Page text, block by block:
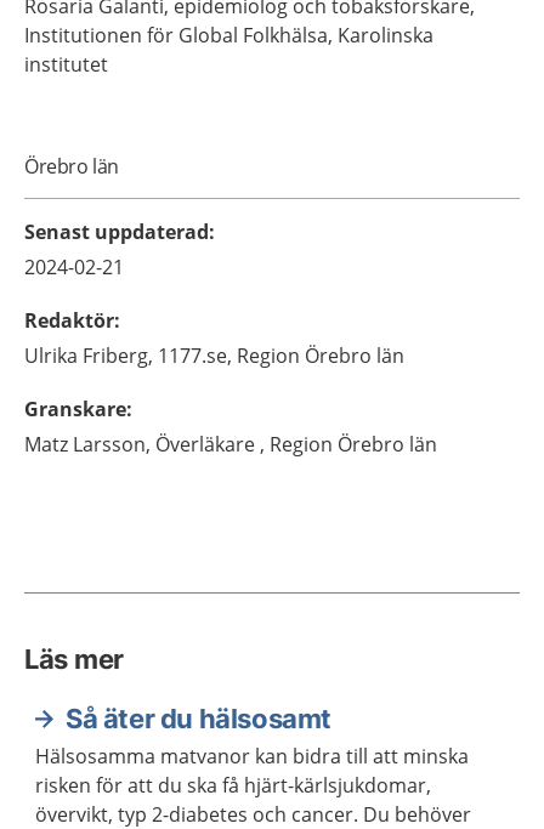
Rosaria Galanti, epidemiolog och tobaksforskare,
Institutionen för Global Folkhälsa, Karolinska
institutet
Örebro län
Senast uppdaterad:
2024-02-21
Redaktör:
Ulrika Friberg, 1177.se, Region Örebro län
Granskare:
Matz Larsson, Överläkare , Region Örebro län
Läs mer
Så äter du hälsosamt
Hälsosamma matvanor kan bidra till att minska
risken för att du ska få hjärt-kärlsjukdomar,
övervikt, typ 2-diabetes och cancer. Du behöver